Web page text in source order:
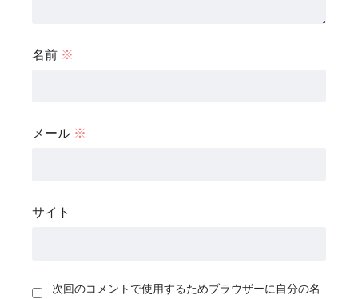
名前 ※
メール ※
サイト
次回のコメントで使用するためブラウザーに自分の名